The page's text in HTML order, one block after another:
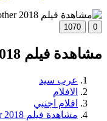
0
1070
مشاهدة فيلم Big Brother 2018 مترجم
عرب سيد
الافلام
افلام اجنبي
مشاهدة فيلم Big Brother 2018 مترجم